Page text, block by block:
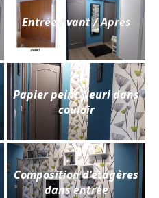
Entrée Avant / Après
Papier peint fleuri dans
couloir
Composition d'étagères
dans entrée